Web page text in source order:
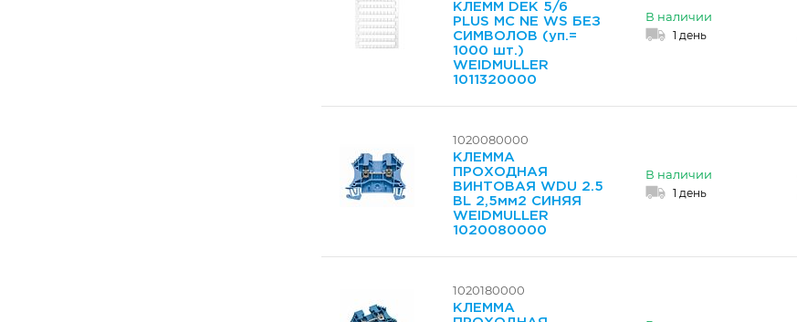
КЛЕММ DEK 5/6
PLUS MC NE WS БЕЗ
СИМВОЛОВ (уп.=
1000 шт.)
WEIDMULLER
1011320000
В наличии
1 день
1020080000
КЛЕММА
ПРОХОДНАЯ
ВИНТОВАЯ WDU 2.5
BL 2,5мм2 СИНЯЯ
WEIDMULLER
1020080000
В наличии
1 день
1020180000
КЛЕММА